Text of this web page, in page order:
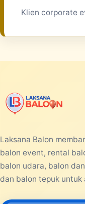
Klien corporate
Laksana Balon
balon event, rental
balon udara, balon
dan balon tepuk untuk